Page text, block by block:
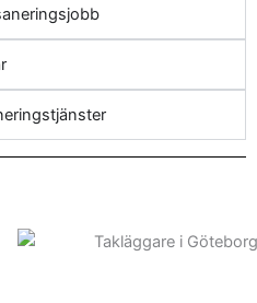
Värnamo Kommun, väljer du
skydda både omgivningen
tjänst för asbestsanering är
designad för att hantera
standarder genomför vi